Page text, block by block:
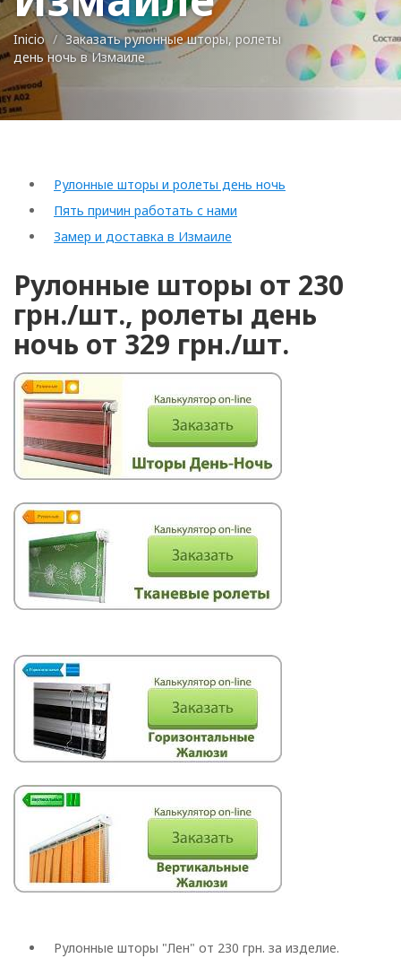
Horizontal
Vertical
Inicio
Заказать рулонные шторы, ролеты
день ночь в Измаиле
Рулонные шторы и ролеты день ночь
Пять причин работать с нами
Замер и доставка в Измаиле
Рулонные шторы от 230
грн./шт., ролеты день
ночь от 329 грн./шт.
Рулонные шторы "Лен" от 230 грн. за изделие.